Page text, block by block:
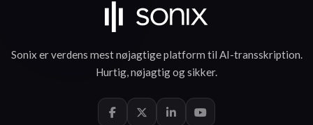
Sonix er verdens mest nøjagtige platform til AI-transskription.
Hurtig,nøjagtigogsikker.